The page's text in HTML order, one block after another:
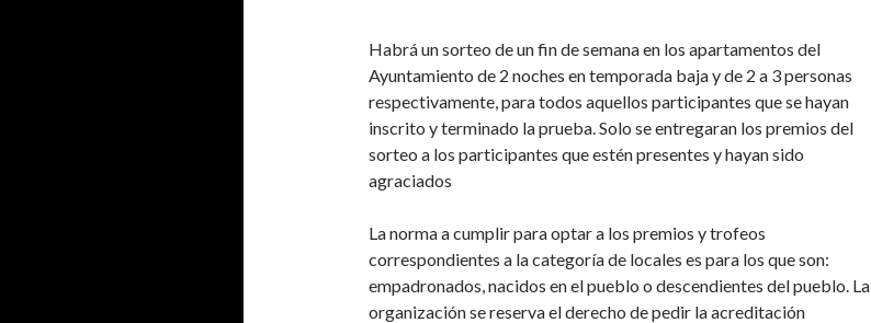
Habrá un sorteo de un fin de semana en los apartamentos del
Ayuntamiento de 2 noches en temporada baja y de 2 a 3 personas
respectivamente, para todos aquellos participantes que se hayan
inscrito y terminado la prueba. Solo se entregaran los premios del
sorteo a los participantes que estén presentes y hayan sido
agraciados
La norma a cumplir para optar a los premios y trofeos
correspondientes a la categoría de locales es para los que son:
empadronados, nacidos en el pueblo o descendientes del pueblo. La
organización se reserva el derecho de pedir la acreditación